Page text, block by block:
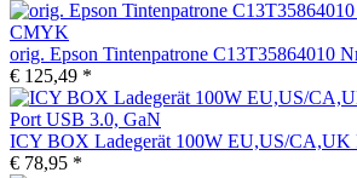
orig. Epson Tintenpatrone C13T35864010
€ 125,49 *
ICY BOX Ladegerät 100W EU,US/CA,UK
€ 78,95 *